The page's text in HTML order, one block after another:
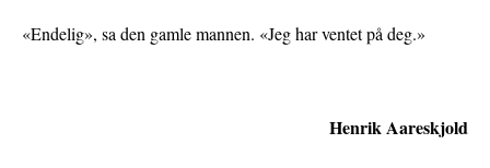
«Endelig», sa den gamle mannen. «Jeg har ventet på deg.»
Henrik Aareskjold